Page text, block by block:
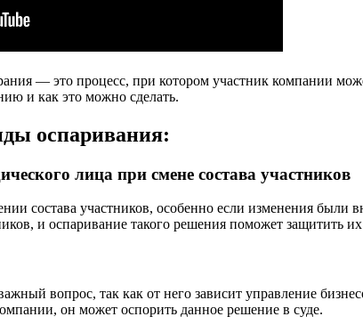
— это процесс, при котором участник компании
и как это можно сделать.
оспаривания:
лица при смене состава участников
состава участников, особенно если изменения
и оспаривание такого решения поможет защитить
вопрос, так как от него зависит управление
он может оспорить данное решение в суде.